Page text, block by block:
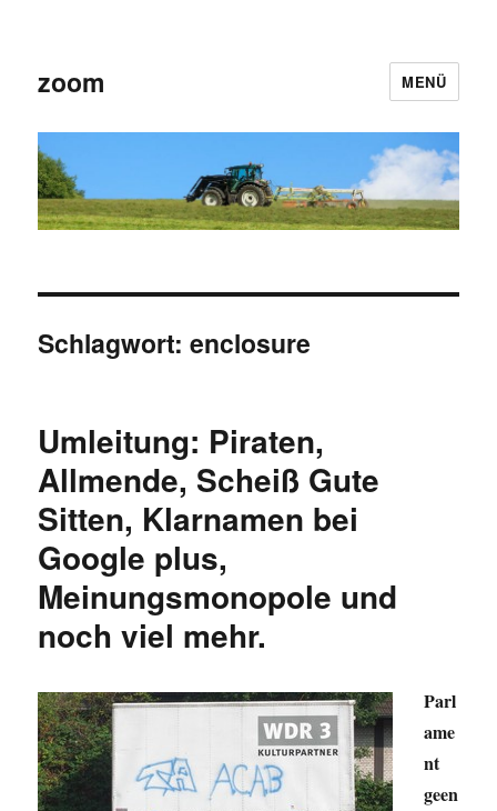
zoom MENÜ
Schlagwort:enclosure
Umleitung: Piraten,
Allmende, Scheiß Gute
Sitten, Klarnamen bei
Google plus,
Meinungsmonopole und
noch viel mehr.
Parl
ame
nt
geen